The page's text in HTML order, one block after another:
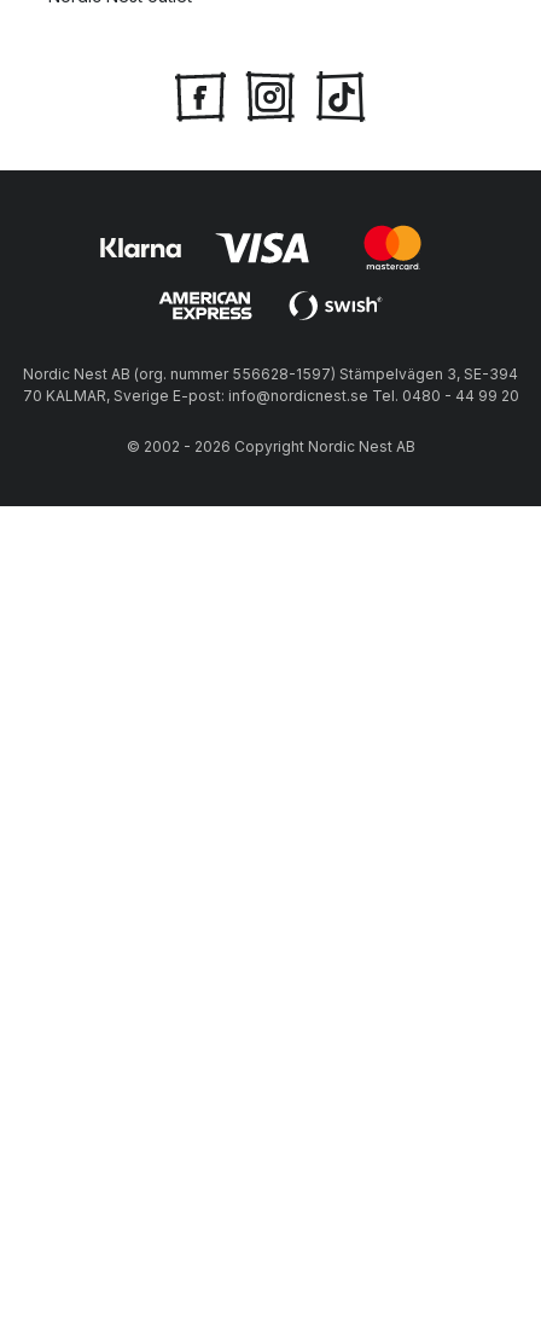
Nordic Nest AB (org. nummer 556628-1597) Stämpelvägen 3, SE-394
70 KALMAR, Sverige E-post: info@nordicnest.se Tel. 0480 - 44 99 20
© 2002 - 2026 Copyright Nordic Nest AB